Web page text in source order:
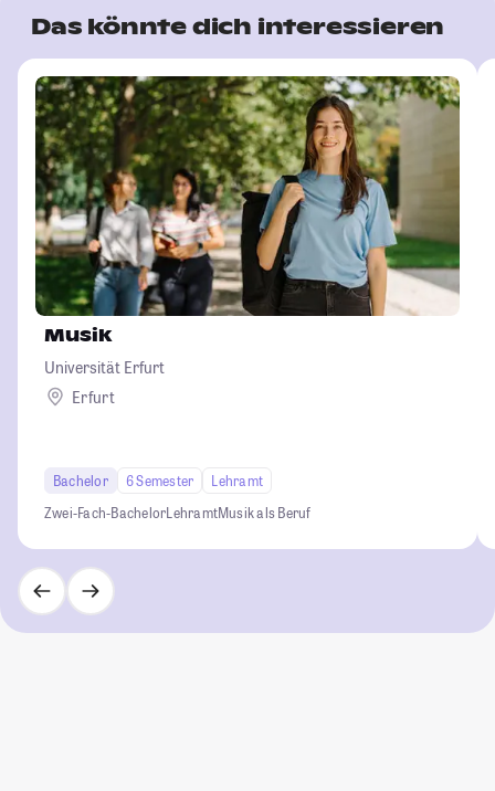
Das könnte dich interessieren
Musik
Universität Erfurt
Erfurt
Bachelor 6 Semester
Lehramt
Zwei-Fach-BachelorLehramtMusik als Beruf